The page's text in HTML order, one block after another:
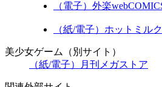
（電子）外楽
（紙/電子）ホットミル
美少女ゲーム（別サイト）
（紙/電子）月刊メガストア